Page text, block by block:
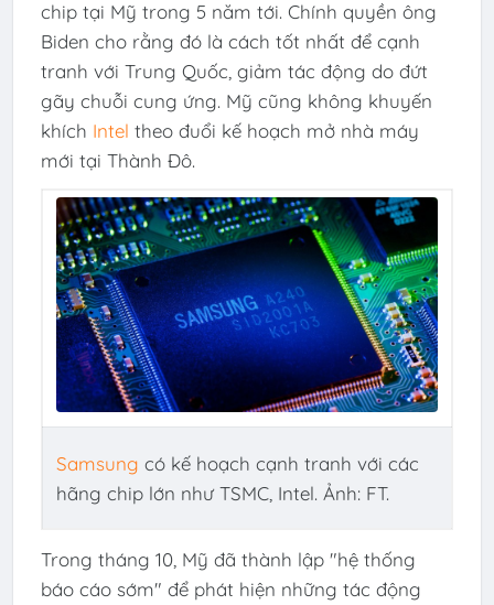
chip tại Mỹ trong 5 năm tới. Chính quyền ông
Biden cho rằng đó là cách tốt nhất để cạnh
tranh với Trung Quốc, giảm tác động do đứt
gãy chuỗi cung ứng. Mỹ cũng không khuyến
khích Intel theo đuổi kế hoạch mở nhà máy
mới tại Thành Đô.
Samsung có kế hoạch cạnh tranh với các
hãng chip lớn như TSMC, Intel. Ảnh: FT.
Trong tháng 10, Mỹ đã thành lập "hệ thống
báo cáo sớm" để phát hiện những tác động